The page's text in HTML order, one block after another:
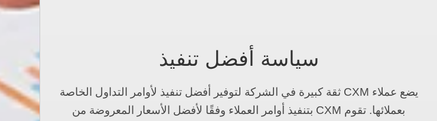
سياسة أفضل تنفيذ
يضع عملاء CXM ثقة كبيرة في الشركة لتوفير أفضل تنفيذ لأوامر التداول الخاصة
بعملائها. تقوم CXM بتنفيذ أوامر العملاء وفقًا لأفضل الأسعار المعروضة من